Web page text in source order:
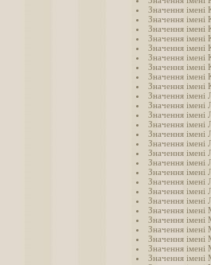
Значення імені
Значення імені
Значення імені
Значення імені
Значення імені
Значення імені
Значення імені
Значення імені
Значення імені
Значення імені
Значення імені
Значення імені
Значення імені
Значення імені
Значення імені
Значення імені
Значення імені
Значення імені
Значення імені
Значення імені
Значення імені
Значення імені
Значення імені
Значення імені
Значення імені
Значення імені
Значення імені